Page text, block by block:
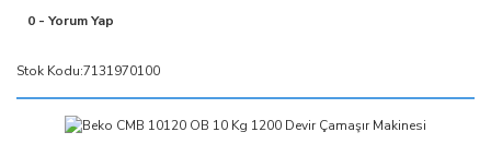
0 - Yorum Yap
Stok Kodu:7131970100